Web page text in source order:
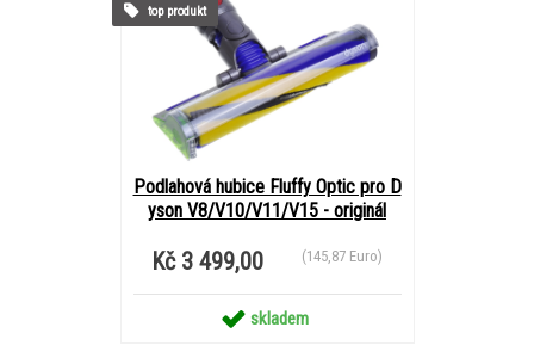
Podlahová hubice Fluffy Optic pro D
yson V8/V10/V11/V15 - originál
Kč 3 499,00 (145,87 Euro)
skladem
top produkt